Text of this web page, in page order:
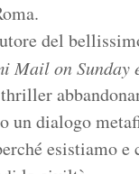
del
Mail on Sunday
un dialogo
esistiamo